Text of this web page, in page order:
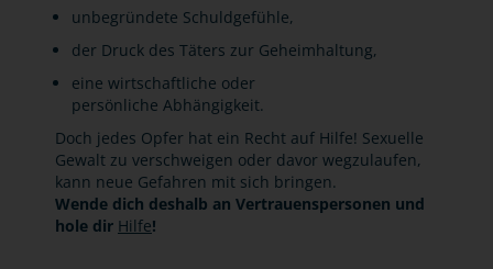
unbegründete Schuldgefühle,
der Druck des Täters zur Geheimhaltung,
eine wirtschaftliche oder
persönliche Abhängigkeit.
Doch jedes Opfer hat ein Recht auf Hilfe! Sexuelle
Gewalt zu verschweigen oder davor wegzulaufen,
kann neue Gefahren mit sich bringen.
Wende dich deshalb an Vertrauenspersonen und
hole dir Hilfe!